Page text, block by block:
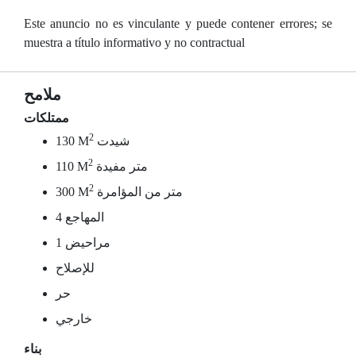
Este anuncio no es vinculante y puede contener errores; se
muestra a título informativo y no contractual
ملامح
ممتلكات
130 M2 شيدت
110 M2 متر مفيدة
300 M2 متر من المؤامرة
4 المهاجع
1 مراحيض
للإصلاح
حر
خارجي
بناء